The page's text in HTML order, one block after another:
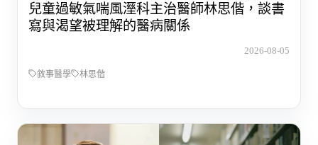
兒童過敏氣喘風溼科主治醫師林思偕，談書
寫與渴望被理解的醫病關係
2026-08-05
敘事醫學 林思偕